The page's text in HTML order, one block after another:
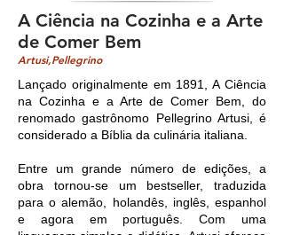
A Ciência na Cozinha e a Arte
de Comer Bem
Artusi,Pellegrino
Lançado originalmente em 1891, A Ciência
na Cozinha e a Arte de Comer Bem, do
renomado gastrônomo Pellegrino Artusi, é
considerado a Bíblia da culinária italiana.
Entre um grande número de edições, a
obra tornou-se um bestseller, traduzida
para o alemão, holandês, inglês, espanhol
e agora em português. Com uma